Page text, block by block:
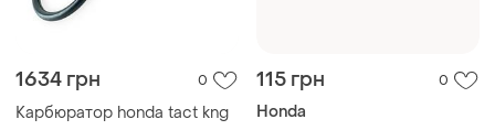
1634 грн 0
Карбюратор honda tact kng
115 грн 0
Honda